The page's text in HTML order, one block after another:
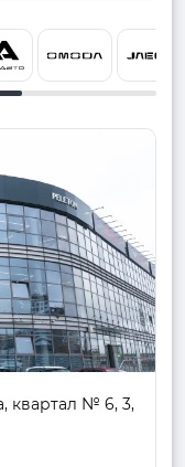
квартал № 6, 3,